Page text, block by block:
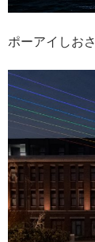
ポーアイしお